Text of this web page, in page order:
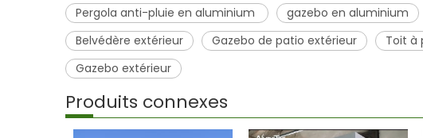
Pergola anti-pluie en aluminium gazebo en aluminium
Belvédère extérieur
Gazebo de patio extérieur Toit à
Gazebo extérieur
Produits connexes